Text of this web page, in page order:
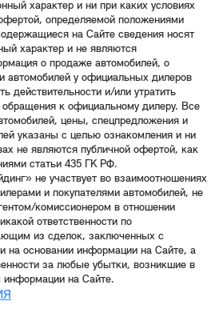
характер и ни при каких условиях
определяемой положениями
на Сайте сведения носят
характер и не являются
о продаже автомобилей, о
автомобилей у официальных дилеров
действительности и/или утратить
обращения к официальному дилеру. Все
цены, спецпредложения и
указаны с целью ознакомления и ни
не являются публичной офертой, как
статьи 435 ГК РФ.
не участвует во взаимоотношениях
и покупателями автомобилей, не
комиссионером в отношении
ответственности по
из сделок, заключенных с
на основании информации на Сайте, а
за любые убытки, возникшие в
информации на Сайте.